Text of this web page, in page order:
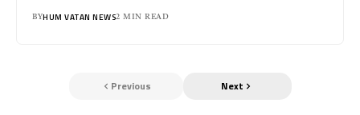
BYHUM VATAN NEWS2 MIN READ
Previous Next